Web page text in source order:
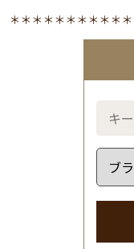
＊＊＊＊＊＊＊＊＊＊